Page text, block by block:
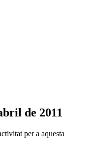
de 2011
per a aquesta